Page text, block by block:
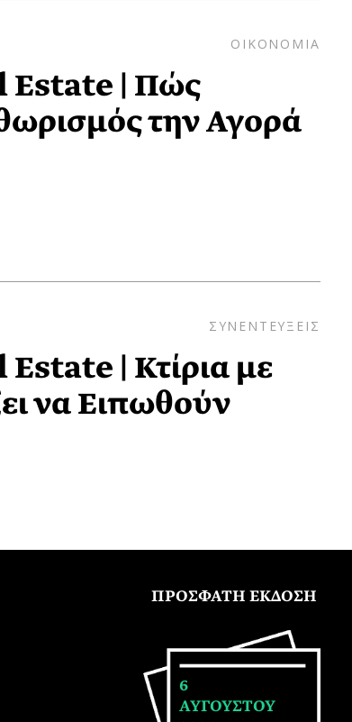
ΟΙΚΟΝΟΜΙΑ
Estate | Πώς
την Αγορά
ΣΥΝΕΝΤΕΥΞΕΙΣ
| Κτίρια με
να Ειπωθούν
ΠΡΟΣΦΑΤΗ ΕΚΔΟΣΗ
6
ΑΥΓΟΥΣΤΟΥ